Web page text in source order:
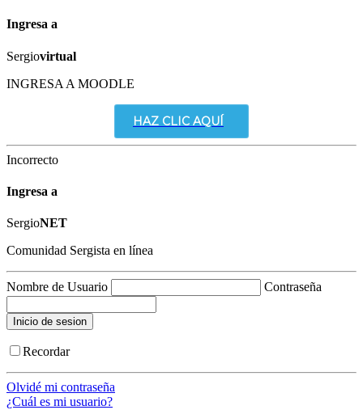
Ingresa a
Sergiovirtual
INGRESA A MOODLE
HAZ CLIC AQUÍ
Incorrecto
Ingresa a
SergioNET
Comunidad Sergista en línea
Nombre de Usuario Contraseña
Recordar
Olvidé mi contraseña
¿Cuál es mi usuario?